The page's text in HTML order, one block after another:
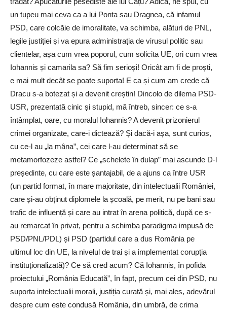
un tupeu mai ceva ca a lui Ponta sau Dragnea, că infamul
PSD, care colcăie de imoralitate, va schimba, alături de PNL,
legile justiției și va epura administrația de virusul politic sau
clientelar, așa cum vrea poporul, cum solicita UE, ori cum vrea
Iohannis și camarila sa? Să fim serioși! Oricât am fi de proști,
e mai mult decât se poate suporta! E ca și cum am crede că
Dracu s-a botezat și a devenit creștin! Dincolo de dilema PSD-
USR, prezentată cinic și stupid, mă întreb, sincer: ce s-a
întâmplat, oare, cu moralul Iohannis? A devenit prizonierul
crimei organizate, care-i dictează? Și dacă-i așa, sunt curios,
cu ce-l au „la mâna”, cei care l-au determinat să se
metamorfozeze astfel? Ce „schelete în dulap” mai ascunde D-l
președinte, cu care este șantajabil, de a ajuns ca între USR
(un partid format, în mare majoritate, din intelectualii României,
care și-au obținut diplomele la școală, pe merit, nu pe bani sau
trafic de influență și care au intrat în arena politică, după ce s-
au remarcat în privat, pentru a schimba paradigma impusă de
PSD/PNL/PDL) și PSD (partidul care a dus România pe
ultimul loc din UE, la nivelul de trai și a implementat corupția
instituționalizată)? Ce să cred acum? Că Iohannis, în pofida
proiectului „România Educată”, în fapt, precum cei din PSD, nu
suporta intelectualii morali, justiția curată și, mai ales, adevărul
despre cum este condusă România, din umbră, de crima